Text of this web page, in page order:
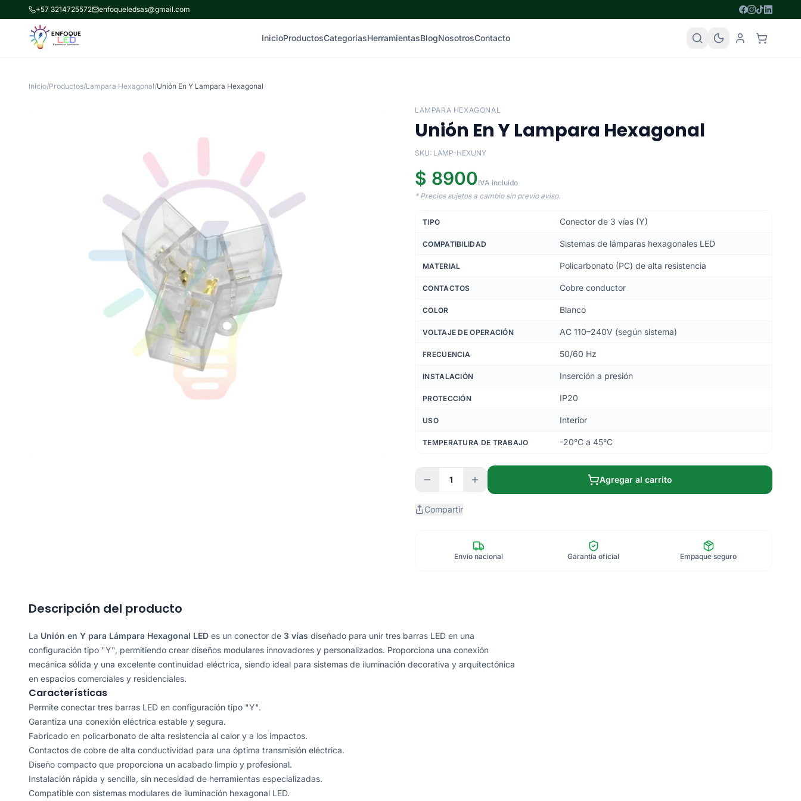
+57 3214725572 enfoqueledsas@gmail.com
InicioProductosCategoríasHerramientasBlogNosotrosContacto
Inicio/Productos/Lampara Hexagonal/Unión En Y Lampara Hexagonal
LAMPARA HEXAGONAL
Unión En Y Lampara Hexagonal
SKU: LAMP-HEXUNY
$ 8900IVA Incluido
* Precios sujetos a cambio sin previo aviso.
TIPO Conector de 3 vías (Y)
COMPATIBILIDAD Sistemas de lámparas hexagonales LED
MATERIAL Policarbonato (PC) de alta resistencia
CONTACTOS Cobre conductor
COLOR Blanco
VOLTAJE DE OPERACIÓN AC 110–240V (según sistema)
FRECUENCIA 50/60 Hz
INSTALACIÓN Inserción a presión
PROTECCIÓN IP20
USO Interior
TEMPERATURA DE TRABAJO -20°C a 45°C
1 Agregar al carrito
Compartir
Envío nacional Garantía oficial Empaque seguro
Descripción del producto
La Unión en Y para Lámpara Hexagonal LED es un conector de 3 vías diseñado para unir tres barras LED en una
configuración tipo "Y", permitiendo crear diseños modulares innovadores y personalizados. Proporciona una conexión
mecánica sólida y una excelente continuidad eléctrica, siendo ideal para sistemas de iluminación decorativa y arquitectónica
en espacios comerciales y residenciales.
Características
Permite conectar tres barras LED en configuración tipo "Y".
Garantiza una conexión eléctrica estable y segura.
Fabricado en policarbonato de alta resistencia al calor y a los impactos.
Contactos de cobre de alta conductividad para una óptima transmisión eléctrica.
Diseño compacto que proporciona un acabado limpio y profesional.
Instalación rápida y sencilla, sin necesidad de herramientas especializadas.
Compatible con sistemas modulares de iluminación hexagonal LED.